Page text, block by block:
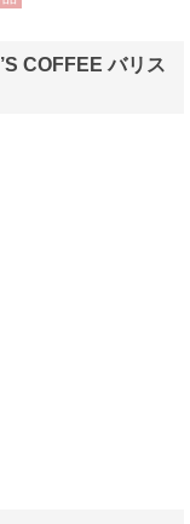
COFFEE バリス